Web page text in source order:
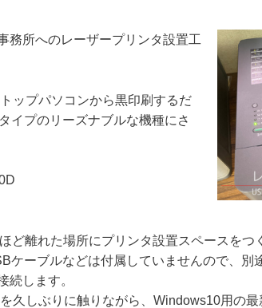
務所へのレーザープリンタ設置工
ップパソコンから黒印刷するだ
イプのリーズナブルな機種にさ
ど離れた場所にプリンタ設置スペースをつ
ケーブルなどは付属していませんので、別
続します。
久しぶりに触りながら、Windows10用の